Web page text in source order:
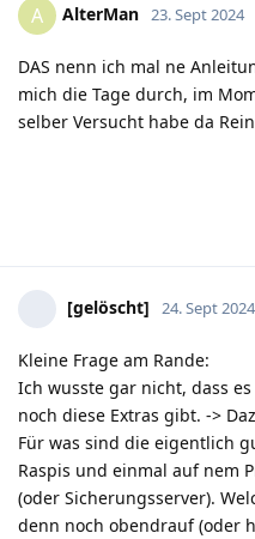
A AlterMan 23. Sept 2024
DAS nenn ich mal ne
mich die Tage durch, im
selber Versucht habe da
[gelöscht] 24. Sept 2024
Kleine Frage am Rande:
Ich wusste gar nicht, dass
noch diese Extras gibt. ->
Für was sind die eigentlich
Raspis und einmal auf nem
(oder Sicherungsserver).
denn noch obendrauf (oder